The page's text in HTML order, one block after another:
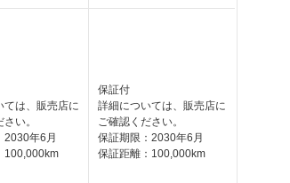
ては、販売店に
い。
2030年6月
100,000km
保証付
詳細については、販売店に
ご確認ください。
保証期限：2030年6月
保証距離：100,000km